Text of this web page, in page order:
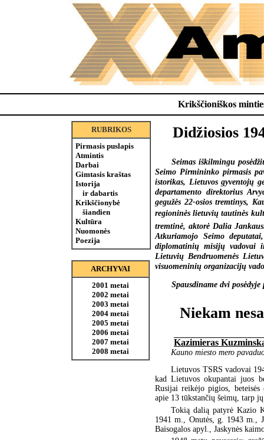
Krikščioniškos
RUBRIKOS
Pirmasis puslapis
Atmintis
Darbai
Gimtasis kraštas
Istorija
ir dabartis
Krikščionybė
šiandien
Kultūra
Nuomonės
Poezija
ARCHYVAI
2001 metai
2002 metai
2003 metai
2004 metai
2005 metai
2006 metai
2007 metai
2008 metai
Didžiosios
Seimas iškilmingu
Seimo Pirmininko pirmasis
istorikas, Lietuvos gyventojų
departamento direktorius
gegužės 22-osios tremtinys,
regioninės lietuvių tautinės
tremtinė, aktorė Dalia
Atkuriamojo Seimo
diplomatinių misijų vadovai
Lietuvių Bendruomenės
visuomeninių organizacijų
Spausdiname dvi posėdyje
Niekam
Kazimieras
Kauno miesto mero
Lietuvos TSRS vadovai
kad Lietuvos okupantai juos
Rusijai reikėjo pigios, beteisės
apie 13 tūkstančių šeimų, tarp
Tokią dalią patyrė Kazio
1941 m., Onutės, g. 1943 m.,
Baisogalos apyl., Jaskynės